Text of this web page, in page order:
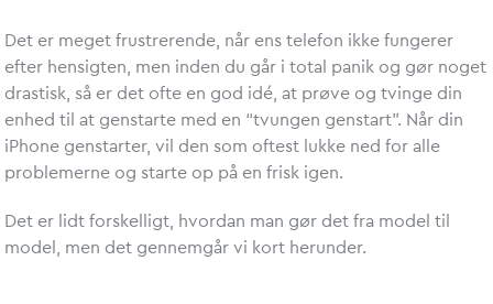
Det er meget frustrerende, når ens telefon ikke fungerer
efter hensigten, men inden du går i total panik og gør noget
drastisk, så er det ofte en god idé, at prøve og tvinge din
enhed til at genstarte med en “tvungen genstart”. Når din
iPhone genstarter, vil den som oftest lukke ned for alle
problemerne og starte op på en frisk igen.
Det er lidt forskelligt, hvordan man gør det fra model til
model, men det gennemgår vi kort herunder.